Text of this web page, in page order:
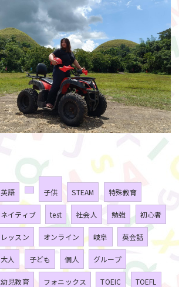
英語 子供 STEAM 特殊教育
ネイティブ test 社会人 勉強 初心者
レッスン オンライン 岐阜 英会話
大人 子ども 個人 グループ
幼児教育 フォニックス TOEIC TOEFL